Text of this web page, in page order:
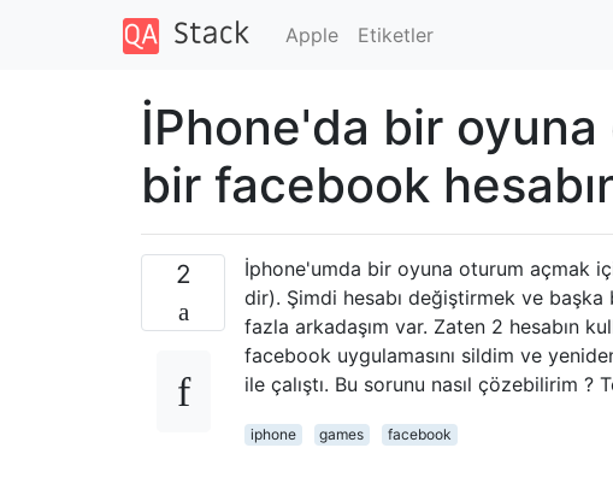
Apple Etiketler
İPhone'da bir
bir facebook
2
İphone'umda bir oyuna oturum açmak
dir). Şimdi hesabı değiştirmek ve
fazla arkadaşım var. Zaten 2 hesabın
facebook uygulamasını sildim ve
ile çalıştı. Bu sorunu nasıl çözebilirim ?
iphone games facebook